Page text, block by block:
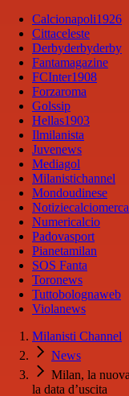
Calcionapoli1926
Cittaceleste
Derbyderbyderby
Fantamagazine
FCInter1908
Forzaroma
Golssip
Hellas1903
Ilmilanista
Juvenews
Mediagol
Milanistichannel
Mondoudinese
Numericalcio
Padovasport
Pianetamilan
SOS Fanta
Toronews
Tuttobolognaweb
Violanews
Milanisti Channel
News
Milan, la
la data d’uscita